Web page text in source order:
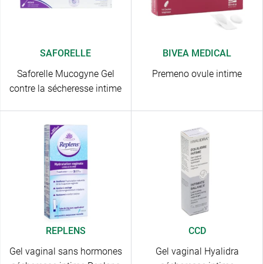
SAFORELLE
Saforelle Mucogyne Gel
contre la sécheresse intime
BIVEA MEDICAL
Premeno ovule intime
REPLENS
Gel vaginal sans hormones
CCD
Gel vaginal Hyalidra